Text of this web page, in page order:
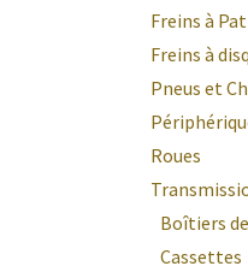
Freins à
Freins à
Pneus et
Roues
Boîtiers
Cassettes